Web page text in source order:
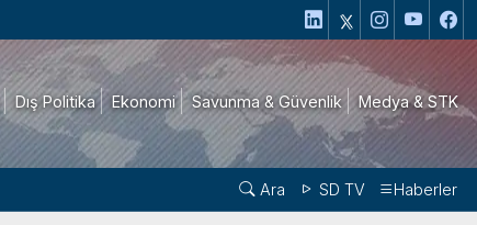
Dış Politika Ekonomi Savunma & Güvenlik Medya & STK
Ara SD TV Haberler